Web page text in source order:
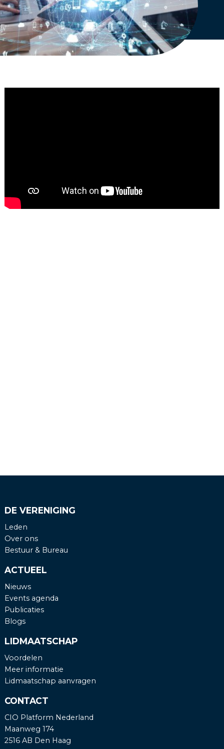
DE VERENIGING
Leden
Over ons
Bestuur & Bureau
ACTUEEL
Nieuws
Events agenda
Publicaties
Blogs
LIDMAATSCHAP
Voordelen
Meer informatie
Lidmaatschap aanvragen
CONTACT
CIO Platform Nederland
Maanweg 174
2516 AB Den Haag